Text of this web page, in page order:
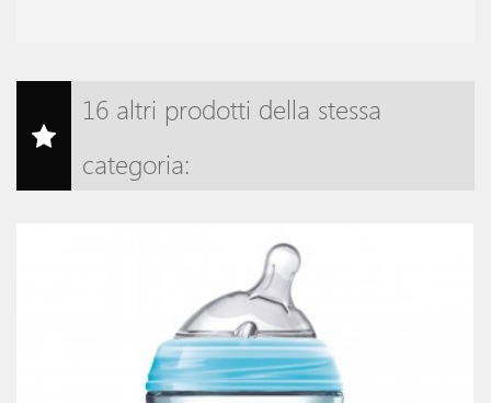
16 altri prodotti della stessa
categoria: